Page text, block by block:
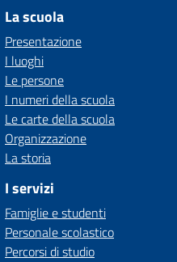
La scuola
Presentazione
I luoghi
Le persone
I numeri della scuola
Le carte della scuola
Organizzazione
La storia
I servizi
Famiglie e studenti
Personale scolastico
Percorsi di studio